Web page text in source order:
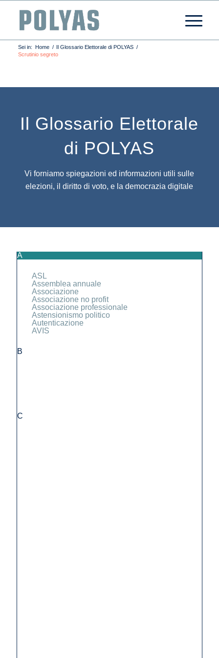
Sei in: Home / Il Glossario Elettorale di POLYAS /
Scrutinio segreto
Il Glossario Elettorale
di POLYAS
Vi forniamo spiegazioni ed informazioni utili sulle
elezioni, il diritto di voto, e la democrazia digitale
A
ASL
Assemblea annuale
Associazione
Associazione no profit
Associazione professionale
Astensionismo politico
Autenticazione
AVIS
B
C